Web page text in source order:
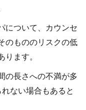
について、カウンセ
のもののリスクの低
ります。
の長さへの不満が多
ない場合もあると